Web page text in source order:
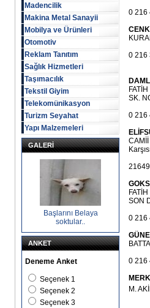
Madencilik
Makina Metal Sanayii
Mobilya ve Ürünleri
Otomotiv
Reklam Tanıtım
Sağlık Hizmetleri
Taşımacılık
Tekstil Giyim
Telekomünikasyon
Turizm Seyahat
Yapı Malzemeleri
GALERİ
Başlarını Belaya
soktular..
ANKET
Deneme Anket
Seçenek 1
Seçenek 2
Seçenek 3
0 216
0 216
SK.
0 216
SON
0 216
0 216
M.